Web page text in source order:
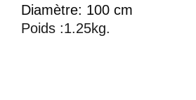
Diamètre: 100 cm
Poids :1.25kg.